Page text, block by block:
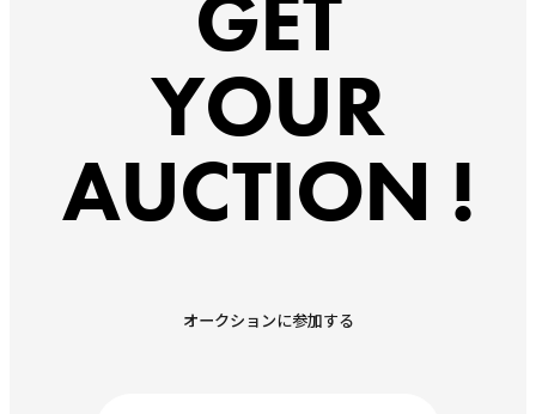
YOUR
AUCTION !
オークションに参加する